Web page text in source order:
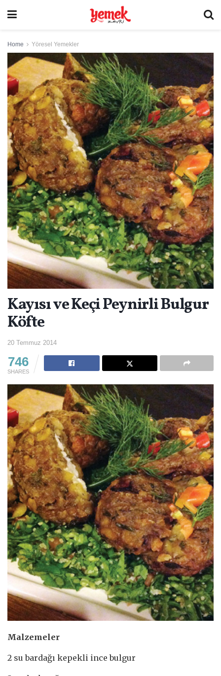
Home Yöresel Yemekler
Kayısı ve Keçi Peynirli Bulgur
Köfte
20 Temmuz 2014
746
SHARES
Malzemeler
2 su bardağı kepekli ince bulgur